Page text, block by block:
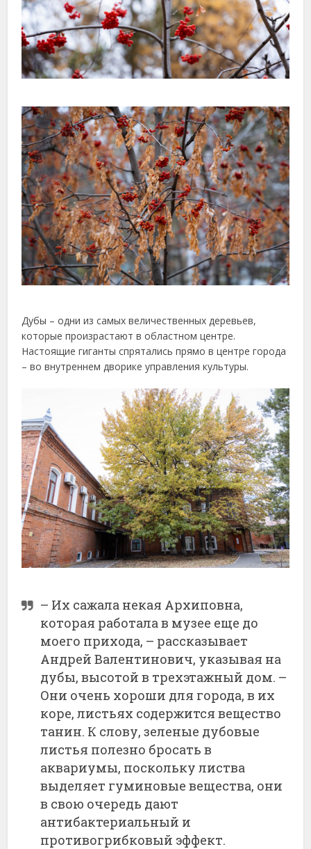
Дубы – одни из самых величественных деревьев,
которые произрастают в областном центре.
Настоящие гиганты спрятались прямо в центре города
– во внутреннем дворике управления культуры.
– Их сажала некая Архиповна,
которая работала в музее еще до
моего прихода, – рассказывает
Андрей Валентинович, указывая на
дубы, высотой в трехэтажный дом. –
Они очень хороши для города, в их
коре, листьях содержится вещество
танин. К слову, зеленые дубовые
листья полезно бросать в
аквариумы, поскольку листва
выделяет гуминовые вещества, они
в свою очередь дают
антибактериальный и
противогрибковый эффект.